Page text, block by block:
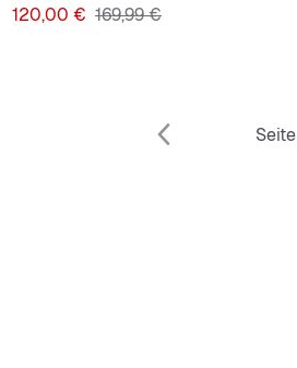
Preis
120,00 € Originalpreis
169,99 €
Seite